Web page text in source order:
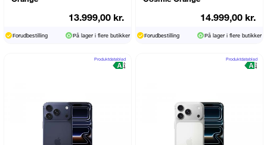
13.999,00 kr.
Forudbestilling På lager i flere butikker
14.999,00 kr.
Forudbestilling På lager i flere butikker
Produktdatablad Produktdatablad